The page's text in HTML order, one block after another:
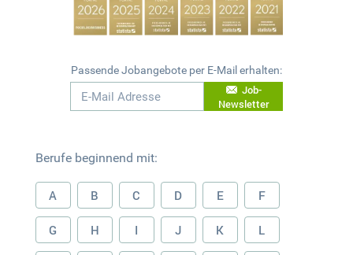
Passende Jobangebote per E-Mail erhalten:
Job-
Newsletter
Berufe beginnend mit:
A B C D E F
G H I J K L